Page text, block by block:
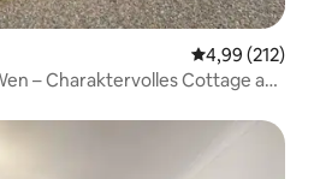
4,99 (212)
– Charaktervolles Cottage an